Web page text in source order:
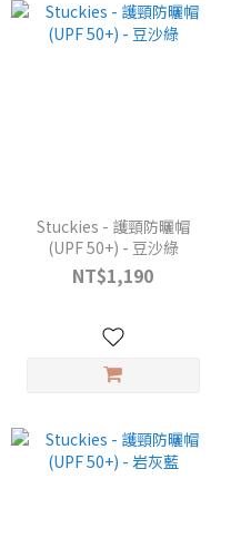
Stuckies - 護頸防曬帽
(UPF 50+) - 豆沙綠
NT$1,190